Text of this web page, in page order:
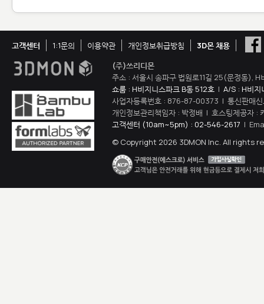
고객센터 1:1문의 이용약관 개인정보취급방침
3D몬 채용
(주)쓰리디몬
주소 : 서울시 송파구 법원로11길 25(문정동),
쇼룸 : H비지니스파크 B동 512호 | A/S : H비지
사업자등록번호 : 876-87-00373 | 통신판매
개인정보관리책임자 : 박정배 | 호스팅제공자 :
고객센터 (10am~5pm) : 02-546-2617 |
© Copyright 2026 3DMON Inc. All rights